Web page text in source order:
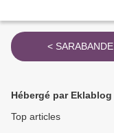
< SARABANDE
Hébergé par Eklablog
Top articles